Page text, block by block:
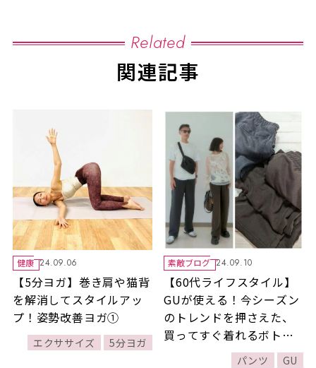
Related
関連記事
健康 24.09.06
【5分ヨガ】巻き肩や猫背
を解消してスタイルアッ
プ！姿勢改善ヨガ①
エクササイズ 5分ヨガ
素敵ブログ 24.09.10
【60代ライフスタイル】
GUが使える！今シーズン
のトレンドを押さえた、
買ってすぐ着れるボトム
スを紹介します♪
パンツ GU